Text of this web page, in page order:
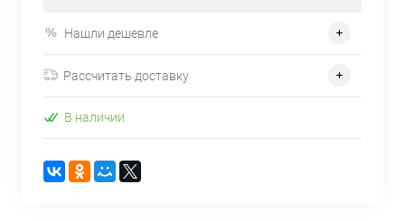
Нашли дешевле
Рассчитать доставку
В наличии